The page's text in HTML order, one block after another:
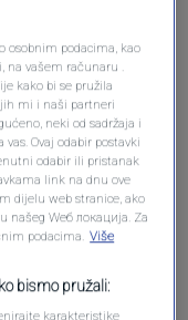
osobnim podacima, kao
na vašem računaru .
kako bi se pružila
mi i naši partneri
neki od sadržaja i
Ovaj odabir postavki
odabir ili pristanak
link na dnu ove
dijelu web stranice, ako
Wеб локација. Za
podacima. Više
bismo pružali:
karakteristike